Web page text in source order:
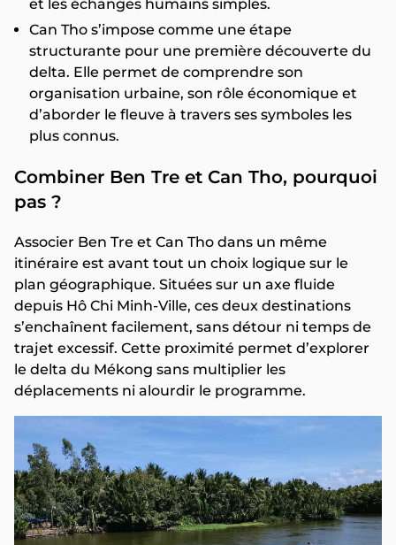
et les échanges humains simples.
Can Tho s’impose comme une étape
structurante pour une première découverte du
delta. Elle permet de comprendre son
organisation urbaine, son rôle économique et
d’aborder le fleuve à travers ses symboles les
plus connus.
Combiner Ben Tre et Can Tho, pourquoi
pas ?
Associer Ben Tre et Can Tho dans un même
itinéraire est avant tout un choix logique sur le
plan géographique. Situées sur un axe fluide
depuis Hô Chi Minh-Ville, ces deux destinations
s’enchaînent facilement, sans détour ni temps de
trajet excessif. Cette proximité permet d’explorer
le delta du Mékong sans multiplier les
déplacements ni alourdir le programme.